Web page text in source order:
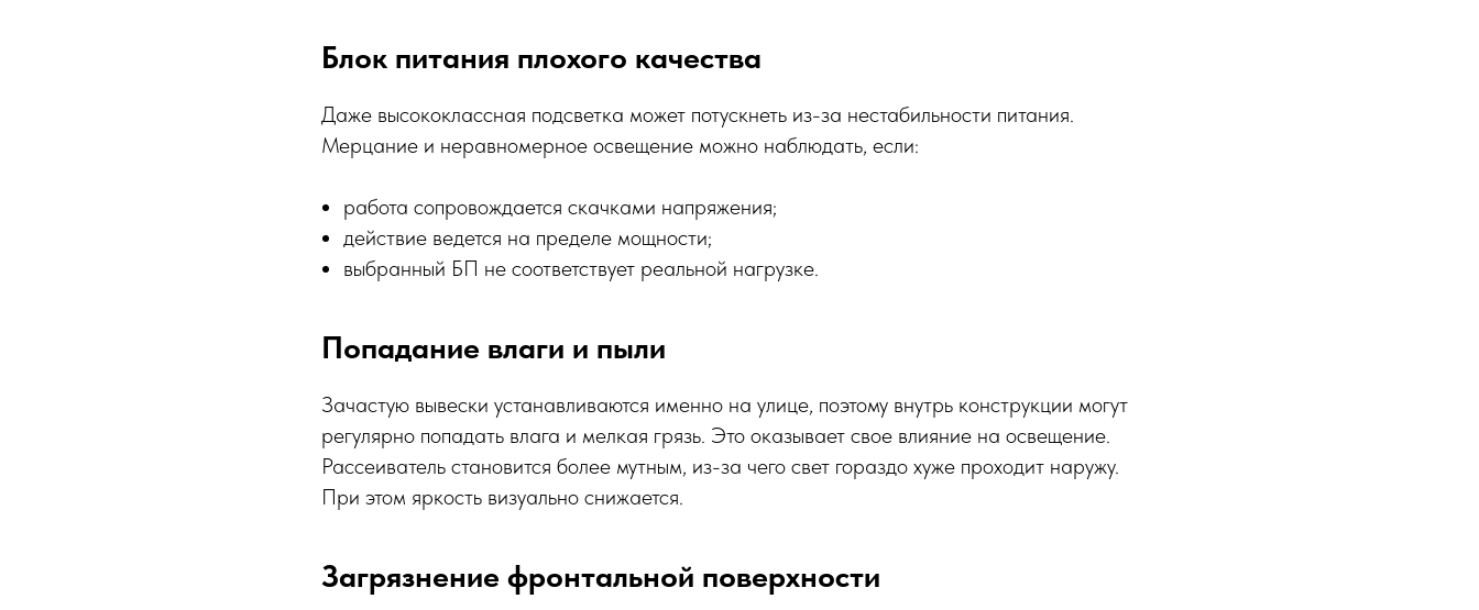
Блок питания плохого качества
Даже высококлассная подсветка может потускнеть из-за нестабильности питания.
Мерцание и неравномерное освещение можно наблюдать, если:
работа сопровождается скачками напряжения;
действие ведется на пределе мощности;
выбранный БП не соответствует реальной нагрузке.
Попадание влаги и пыли
Зачастую вывески устанавливаются именно на улице, поэтому внутрь конструкции могут
регулярно попадать влага и мелкая грязь. Это оказывает свое влияние на освещение.
Рассеиватель становится более мутным, из-за чего свет гораздо хуже проходит наружу.
При этом яркость визуально снижается.
Загрязнение фронтальной поверхности